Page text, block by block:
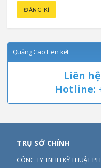
Quảng Cáo Liên kết
Liên
Hotline:
TRỤ SỞ CHÍNH
CÔNG TY TNHH KỸ THUẬT